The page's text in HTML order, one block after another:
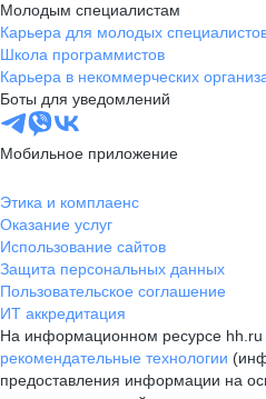
Молодым специалистам
Карьера для молодых
Школа программистов
Карьера в некоммерческих
Боты для уведомлений
Мобильное приложение
Этика и комплаенс
Оказание услуг
Использование сайтов
Защита персональных данных
Пользовательское соглашение
ИТ аккредитация
На информационном ресурсе hh.ru
рекомендательные технологии
предоставления информации на